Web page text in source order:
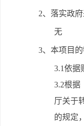
2、落实政
无
3、本项目
3.1依据
3.2根据
厅关于
的规定